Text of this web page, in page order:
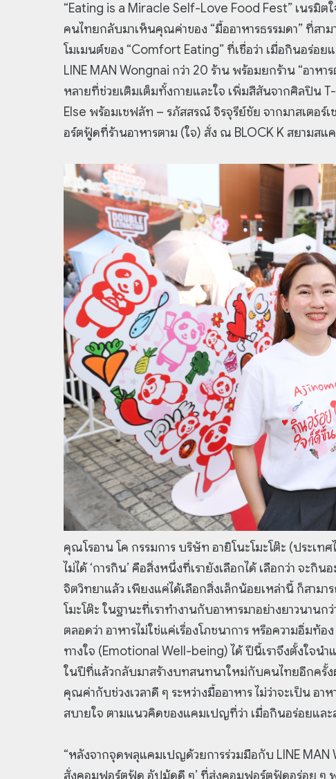
“Eating is a Miracle Self-Love Food Fest” เนรมิ
คนไทยกลับมาเห็นคุณค่าของ “มื้ออาหารธรรมดา” ที่สา
โมเมนต์ของ “Comfort Eating” ที่เชื่อว่า เมื่อกินอร่อ
LINE MAN Wongnai กว่า 20 ร้าน พร้อมยกร้าน “อาห
หลายที่ช่วยเติมเต็มทั้งกายและใจ เพิ่มสีสันจากศิลปิน T-
Else พร้อมเชฟลัท – รภัสสรณ์ จิรจุรีย์ชัย จากมาสเตอร์
อร์ตฟู้ดที่ร้านอาหารตาม (ใจ) สั่ง ณ BLOCK K สยามสแ
คุณโรอาน โค กรรมการ บริษัท อายิโนะโมะโต๊ะ (ประเ
ไม่ได้ ‘การกิน’ คือสิ่งหนึ่งที่เรายังเลือกได้ เลือกว่า จะ
จิตวิทยาแล้ว เพียงแค่ได้เลือกสิ่งเล็กน้อยเหล่านี้ ก็สามา
โมะโต๊ะ ในฐานะที่เราทำงานกับอาหารมาอย่างยาวนาน
ตลอดว่า อาหารไม่ใช่แค่เรื่องโภชนาการ หรือความอิ่ม
ทางใจ (Emotional Well-being) ได้ ปีนี้เราจึงตั้งใจน
ในปีที่แล้วกลับมาสร้างบทสนทนาใหม่กับคนไทยอีกครั้
คุณค่ากับช่วงเวลาดี ๆ ระหว่างมื้ออาหาร ไม่ว่าจะเป็น อ
สบายใจ ตามแนวคิดของแคมเปญที่ว่า เมื่อกินอร่อยและ
“หลังจากจุดพลุแคมเปญด้วยการร่วมมือกับ LINE
สั่งคอมฟอร์ตฟู้ด อัปมู้ดดี ๆ’ ที่ส่งคอมฟอร์ตฟู้ดอร่อย ๆ